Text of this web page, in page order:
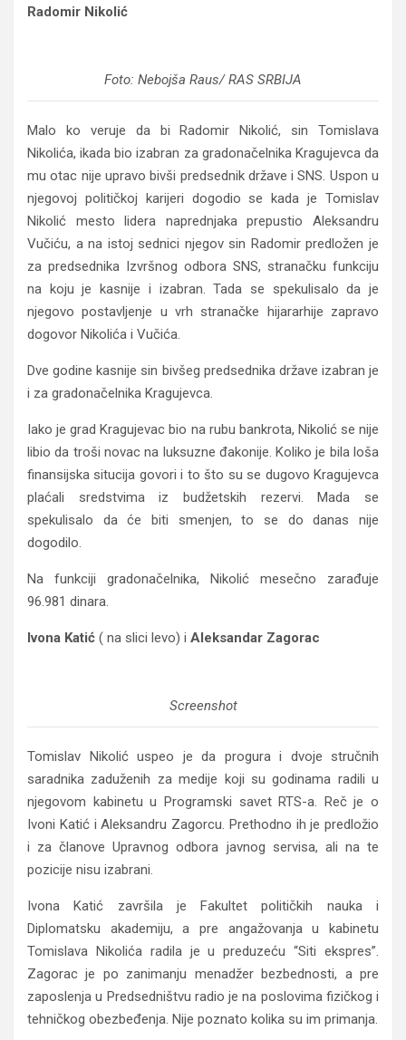
Radomir Nikolić
Foto: Nebojša Raus/ RAS SRBIJA
Malo ko veruje da bi Radomir Nikolić, sin Tomislava
Nikolića, ikada bio izabran za gradonačelnika Kragujevca da
mu otac nije upravo bivši predsednik države i SNS. Uspon u
njegovoj političkoj karijeri dogodio se kada je Tomislav
Nikolić mesto lidera naprednjaka prepustio Aleksandru
Vučiću, a na istoj sednici njegov sin Radomir predložen je
za predsednika Izvršnog odbora SNS, stranačku funkciju
na koju je kasnije i izabran. Tada se spekulisalo da je
njegovo postavljenje u vrh stranačke hijararhije zapravo
dogovor Nikolića i Vučića.
Dve godine kasnije sin bivšeg predsednika države izabran je
i za gradonačelnika Kragujevca.
Iako je grad Kragujevac bio na rubu bankrota, Nikolić se nije
libio da troši novac na luksuzne đakonije. Koliko je bila loša
finansijska situcija govori i to što su se dugovo Kragujevca
plaćali sredstvima iz budžetskih rezervi. Mada se
spekulisalo da će biti smenjen, to se do danas nije
dogodilo.
Na funkciji gradonačelnika, Nikolić mesečno zarađuje
96.981 dinara.
Ivona Katić ( na slici levo) i Aleksandar Zagorac
Screenshot
Tomislav Nikolić uspeo je da progura i dvoje stručnih
saradnika zaduženih za medije koji su godinama radili u
njegovom kabinetu u Programski savet RTS-a. Reč je o
Ivoni Katić i Aleksandru Zagorcu. Prethodno ih je predložio
i za članove Upravnog odbora javnog servisa, ali na te
pozicije nisu izabrani.
Ivona Katić završila je Fakultet političkih nauka i
Diplomatsku akademiju, a pre angažovanja u kabinetu
Tomislava Nikolića radila je u preduzeću “Siti ekspres”.
Zagorac je po zanimanju menadžer bezbednosti, a pre
zaposlenja u Predsedništvu radio je na poslovima fizičkog i
tehničkog obezbeđenja. Nije poznato kolika su im primanja.